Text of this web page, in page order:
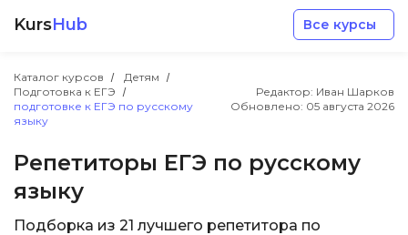
KursHub Все курсы
Каталог курсов
Детям
Подготовка к ЕГЭ
подготовке к ЕГЭ по русскому
языку
Редактор: Иван Шарков
Обновлено: 05 августа 2026
Репетиторы ЕГЭ по русскому
языку
Подборка из 21 лучшего репетитора по
Разработка